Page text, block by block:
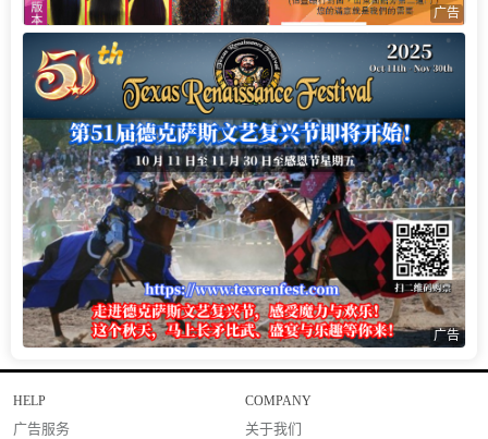
广告
广告
HELP
广告服务
COMPANY
关于我们